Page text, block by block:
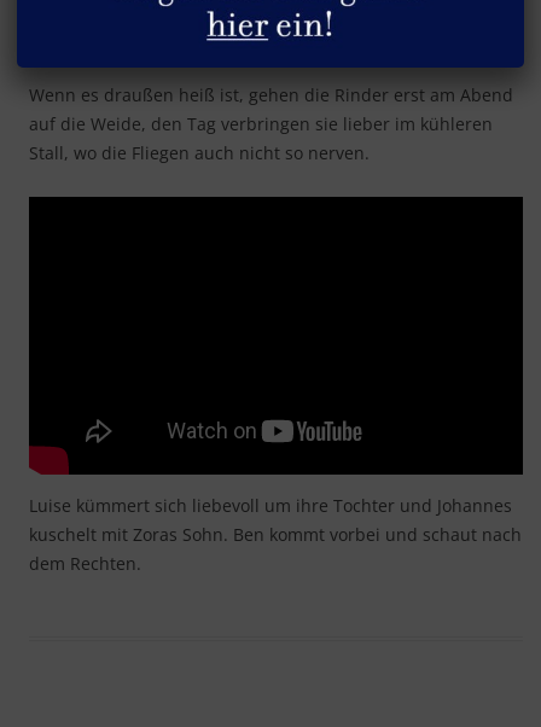
Herzige Szenen von der Rinderweide
Wenn es draußen heiß ist, gehen die Rinder erst am Abend
auf die Weide, den Tag verbringen sie lieber im kühleren
Stall, wo die Fliegen auch nicht so nerven.
Luise kümmert sich liebevoll um ihre Tochter und Johannes
kuschelt mit Zoras Sohn. Ben kommt vorbei und schaut nach
dem Rechten.